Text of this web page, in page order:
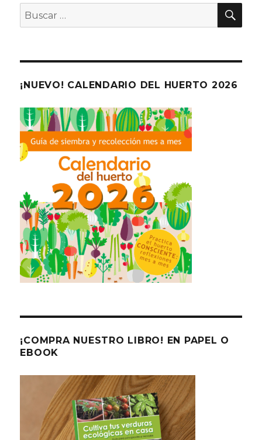
Buscar
por:
¡NUEVO! CALENDARIO DEL HUERTO 2026
¡COMPRA NUESTRO LIBRO! EN PAPEL O
EBOOK